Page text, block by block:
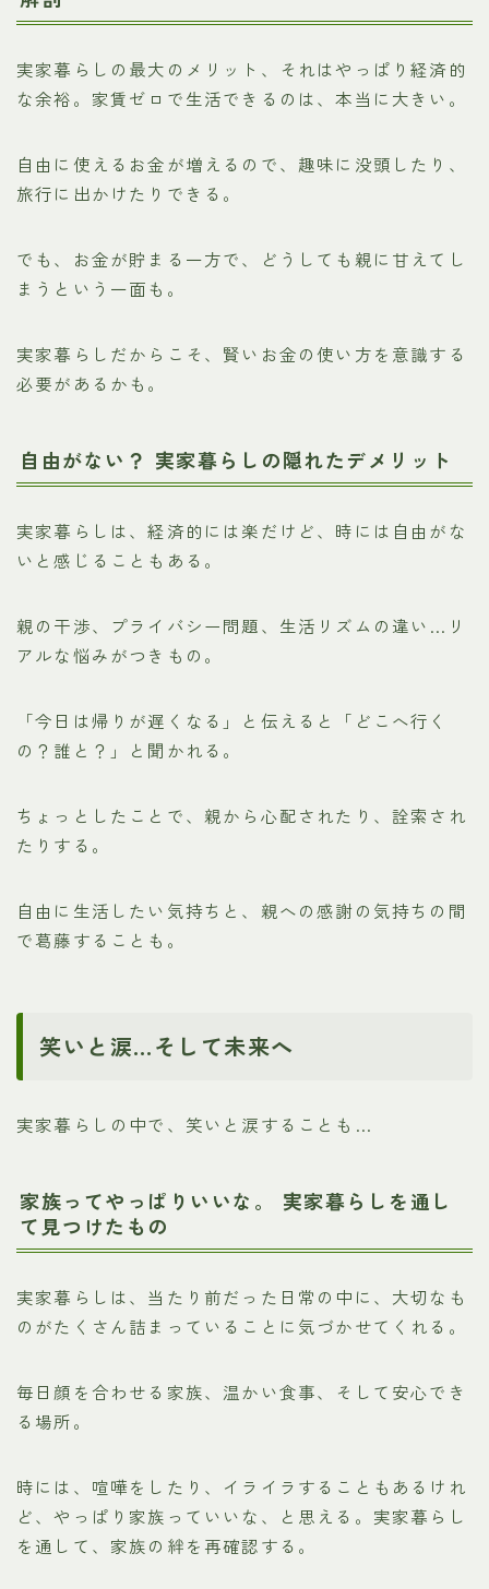
実家暮らしの最大のメリット、それはやっぱり経済的
な余裕。家賃ゼロで生活できるのは、本当に大きい。
自由に使えるお金が増えるので、趣味に没頭したり、
旅行に出かけたりできる。
でも、お金が貯まる一方で、どうしても親に甘えてし
まうという一面も。
実家暮らしだからこそ、賢いお金の使い方を意識する
必要があるかも。
自由がない？ 実家暮らしの隠れたデメリット
実家暮らしは、経済的には楽だけど、時には自由がな
いと感じることもある。
親の干渉、プライバシー問題、生活リズムの違い…リ
アルな悩みがつきもの。
「今日は帰りが遅くなる」と伝えると「どこへ行く
の？誰と？」と聞かれる。
ちょっとしたことで、親から心配されたり、詮索され
たりする。
自由に生活したい気持ちと、親への感謝の気持ちの間
で葛藤することも。
笑いと涙…そして未来へ
実家暮らしの中で、笑いと涙することも…
家族ってやっぱりいいな。 実家暮らしを通し
て見つけたもの
実家暮らしは、当たり前だった日常の中に、大切なも
のがたくさん詰まっていることに気づかせてくれる。
毎日顔を合わせる家族、温かい食事、そして安心でき
る場所。
時には、喧嘩をしたり、イライラすることもあるけれ
ど、やっぱり家族っていいな、と思える。実家暮らし
を通して、家族の絆を再確認する。